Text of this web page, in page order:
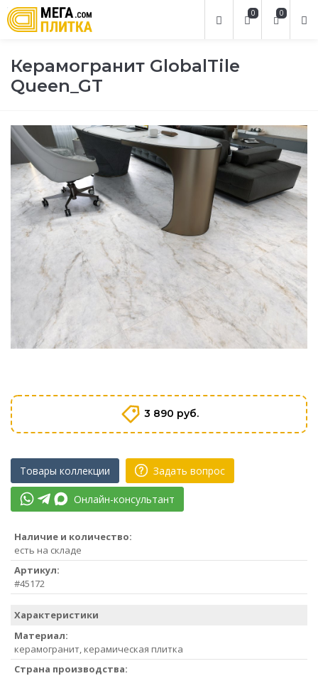
0
0
Керамогранит GlobalTile
Queen_GT
3 890 руб.
Товары коллекции Задать вопрос
Онлайн-консультант
Наличие и количество:
есть на складе
Артикул:
#45172
Характеристики
Материал:
керамогранит, керамическая плитка
Страна производства: